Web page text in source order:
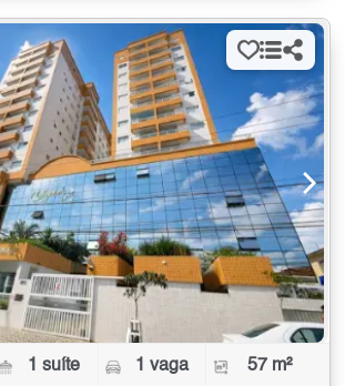
1 suíte 1 vaga 57 m²